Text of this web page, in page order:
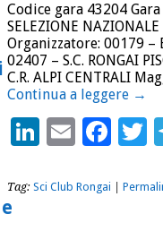
Codice gara 43204
SELEZIONE
Organizzatore: 00179 –
02407 – S.C. RONGAI
C.R. ALPI CENTRALI
Continua a leggere →
LinkedIn
Email
Tag: Sci Club Rongai